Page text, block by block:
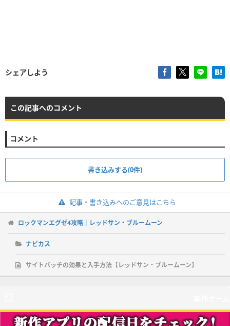
シェアしよう
この記事へのコメント
コメント
書き込みする(0件)
記事・書き込みへのご意見はこちら
ロックマンエグゼ4攻略｜レッドサン・ブルームーン
ナビカス
サイトバッチの効果と入手方法【レッドサン・ブルームーン】